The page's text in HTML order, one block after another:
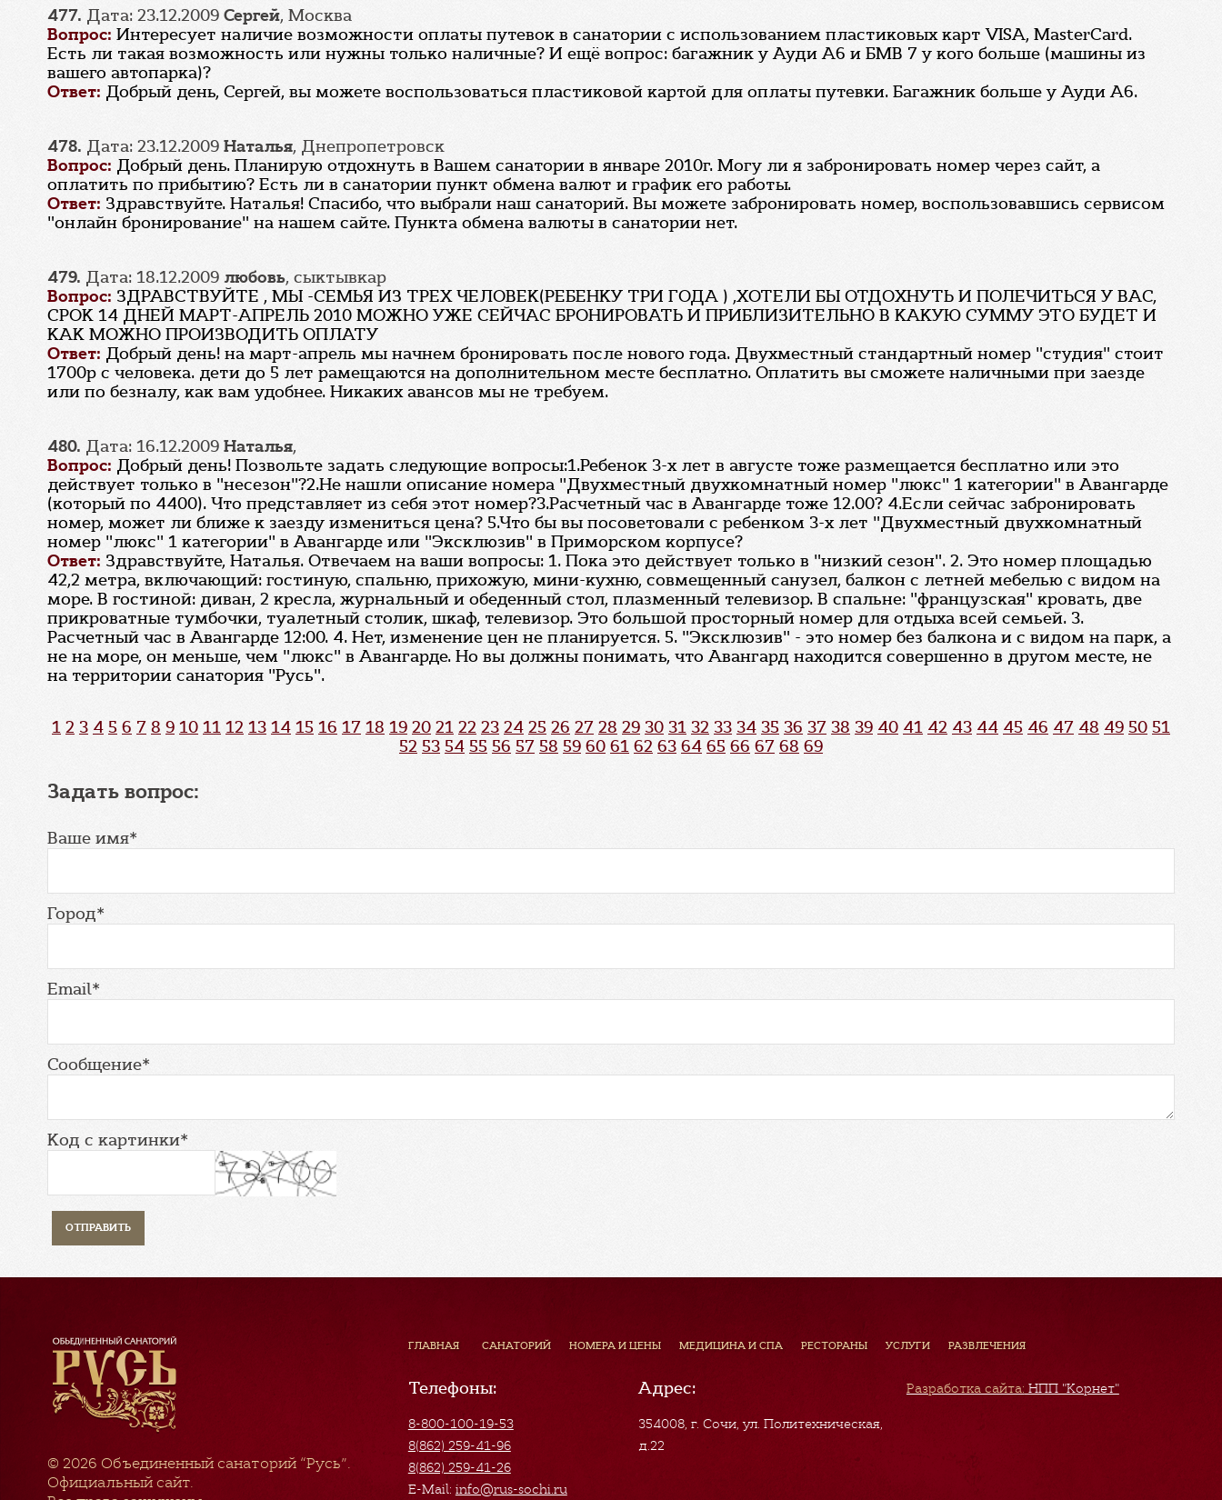
477. Дата: 23.12.2009 Сергей, Москва
Вопрос: Интересует наличие возможности оплаты путевок в санатории с использованием пластиковых карт VISA, MasterCard.
Есть ли такая возможность или нужны только наличные? И ещё вопрос: багажник у Ауди А6 и БМВ 7 у кого больше (машины из
вашего автопарка)?
Ответ: Добрый день, Сергей, вы можете воспользоваться пластиковой картой для оплаты путевки. Багажник больше у Ауди A6.
478. Дата: 23.12.2009 Наталья, Днепропетровск
Вопрос: Добрый день. Планирую отдохнуть в Вашем санатории в январе 2010г. Могу ли я забронировать номер через сайт, а
оплатить по прибытию? Есть ли в санатории пункт обмена валют и график его работы.
Ответ: Здравствуйте. Наталья! Спасибо, что выбрали наш санаторий. Вы можете забронировать номер, воспользовавшись сервисом
"онлайн бронирование" на нашем сайте. Пункта обмена валюты в санатории нет.
479. Дата: 18.12.2009 любовь, сыктывкар
Вопрос: ЗДРАВСТВУЙТЕ , МЫ -СЕМЬЯ ИЗ ТРЕХ ЧЕЛОВЕК(РЕБЕНКУ ТРИ ГОДА ) ,ХОТЕЛИ БЫ ОТДОХНУТЬ И ПОЛЕЧИТЬСЯ У ВАС,
СРОК 14 ДНЕЙ МАРТ-АПРЕЛЬ 2010 МОЖНО УЖЕ СЕЙЧАС БРОНИРОВАТЬ И ПРИБЛИЗИТЕЛЬНО В КАКУЮ СУММУ ЭТО БУДЕТ И
КАК МОЖНО ПРОИЗВОДИТЬ ОПЛАТУ
Ответ: Добрый день! на март-апрель мы начнем бронировать после нового года. Двухместный стандартный номер "студия" стоит
1700р с человека. дети до 5 лет рамещаются на дополнительном месте бесплатно. Оплатить вы сможете наличными при заезде
или по безналу, как вам удобнее. Никаких авансов мы не требуем.
480. Дата: 16.12.2009 Наталья,
Вопрос: Добрый день! Позвольте задать следующие вопросы:1.Ребенок 3-х лет в августе тоже размещается бесплатно или это
действует только в "несезон"?2.Не нашли описание номера "Двухместный двухкомнатный номер "люкс" 1 категории" в Авангарде
(который по 4400). Что представляет из себя этот номер?3.Расчетный час в Авангарде тоже 12.00? 4.Если сейчас забронировать
номер, может ли ближе к заезду измениться цена? 5.Что бы вы посоветовали с ребенком 3-х лет "Двухместный двухкомнатный
номер "люкс" 1 категории" в Авангарде или "Эксклюзив" в Приморском корпусе?
Ответ: Здравствуйте, Наталья. Отвечаем на ваши вопросы: 1. Пока это действует только в "низкий сезон". 2. Это номер площадью
42,2 метра, включающий: гостиную, спальню, прихожую, мини-кухню, совмещенный санузел, балкон с летней мебелью с видом на
море. В гостиной: диван, 2 кресла, журнальный и обеденный стол, плазменный телевизор. В спальне: "французская" кровать, две
прикроватные тумбочки, туалетный столик, шкаф, телевизор. Это большой просторный номер для отдыха всей семьей. 3.
Расчетный час в Авангарде 12:00. 4. Нет, изменение цен не планируется. 5. "Эксклюзив" - это номер без балкона и с видом на парк, а
не на море, он меньше, чем "люкс" в Авангарде. Но вы должны понимать, что Авангард находится совершенно в другом месте, не
на территории санатория "Русь".
1 2 3 4 5 6 7 8 9 10 11 12 13 14 15 16 17 18 19 20 21 22 23 24 25 26 27 28 29 30 31 32 33 34 35 36 37 38 39 40 41 42 43 44 45 46 47 48 49 50 51
52 53 54 55 56 57 58 59 60 61 62 63 64 65 66 67 68 69
Задать вопрос:
Ваше имя*
Город*
Email*
Сообщение*
Код с картинки*
© 2026 Объединенный санаторий “Русь”.
Официальный сайт.
ГЛАВНАЯ САНАТОРИЙ НОМЕРА И ЦЕНЫ МЕДИЦИНА И СПА РЕСТОРАНЫ УСЛУГИ РАЗВЛЕЧЕНИЯ
Телефоны:
8-800-100-19-53
8(862) 259-41-96
8(862) 259-41-26
E-Mail: info@rus-sochi.ru
Адрес:
354008, г. Сочи,ул. Политехническая,
д.22
Разработка сайта: НПП "Корнет"